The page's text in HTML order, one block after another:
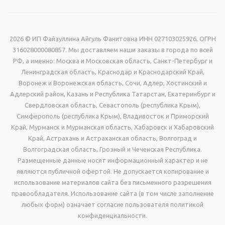
2026 © ИП Файзуллина Айгуль Фанитовна ИНН 027103025926, ОГРН
316028000080857. Мы доставляем наши заказы в города по всей
РФ, а именно: Москва и Московская область, Санкт-Петербург и
Ленинградская область, Краснодар и Краснодарский Край,
Воронеж и Воронежская область, Сочи, Адлер, Хостинский и
Адлерский район, Казань и Республика Татарстан, Екатеринбург и
Свердловская область, Севастополь (республика Крым),
Симферополь (республика Крым), Владивосток и Приморский
Край, Мурманск и Мурманская область, Хабаровск и Хабаровский
Край, Астрахань и Астраханская область, Волгоград и
Волгоградская область, Грозный и Чеченская Республика.
Размещенные данные носят информационный характер и не
являются публичной офертой. Не допускается копирование и
использование материалов сайта без письменного разрешения
правообладателя. Использование сайта (в том числе заполнение
любых форм) означает согласие пользователя политикой
конфиденциальности.